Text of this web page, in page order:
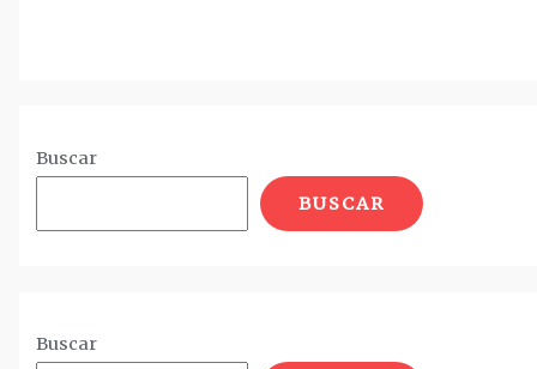
Buscar
BUSCAR
Buscar